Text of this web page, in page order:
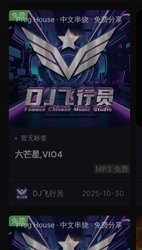
Prog House · 中文串烧·免费分享
暂无标签
六芒星,VIO4
免费
DJ飞行员 2025-10-30
免费
Prog House · 中文串烧·免费分享
免费